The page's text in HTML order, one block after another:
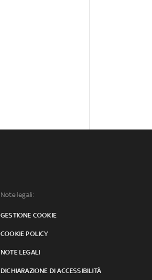
Note legali:
GESTIONE COOKIE
COOKIE POLICY
NOTE LEGALI
DICHIARAZIONE DI ACCESSIBILITÀ